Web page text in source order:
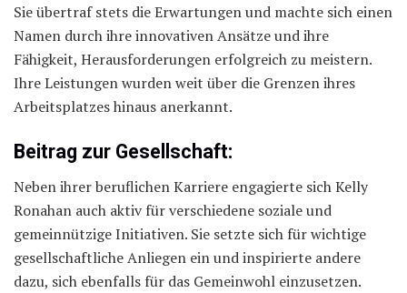
Sie übertraf stets die Erwartungen und machte sich einen
Namen durch ihre innovativen Ansätze und ihre
Fähigkeit, Herausforderungen erfolgreich zu meistern.
Ihre Leistungen wurden weit über die Grenzen ihres
Arbeitsplatzes hinaus anerkannt.
Beitrag zur Gesellschaft:
Neben ihrer beruflichen Karriere engagierte sich Kelly
Ronahan auch aktiv für verschiedene soziale und
gemeinnützige Initiativen. Sie setzte sich für wichtige
gesellschaftliche Anliegen ein und inspirierte andere
dazu, sich ebenfalls für das Gemeinwohl einzusetzen.